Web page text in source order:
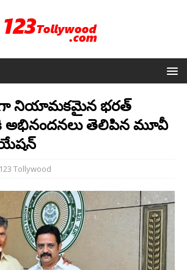
గా నియామకమైన భరత్
అభినందనలు తెలిపిన మూవీ
123 Tollywood